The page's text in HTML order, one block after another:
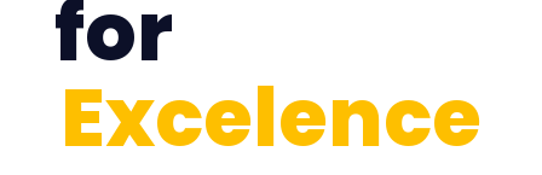
for
Excelence